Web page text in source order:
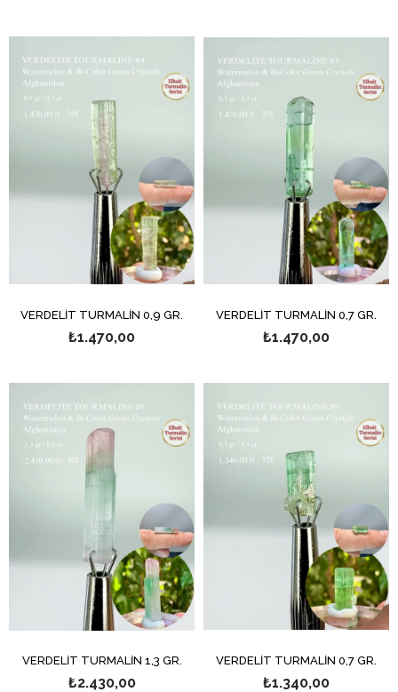
VERDELİT TURMALİN 0,9 GR.
₺1.470,00
VERDELİT TURMALİN 0,7 GR.
₺1.470,00
VERDELİT TURMALİN 1,3 GR.
₺2.430,00
VERDELİT TURMALİN 0,7 GR.
₺1.340,00